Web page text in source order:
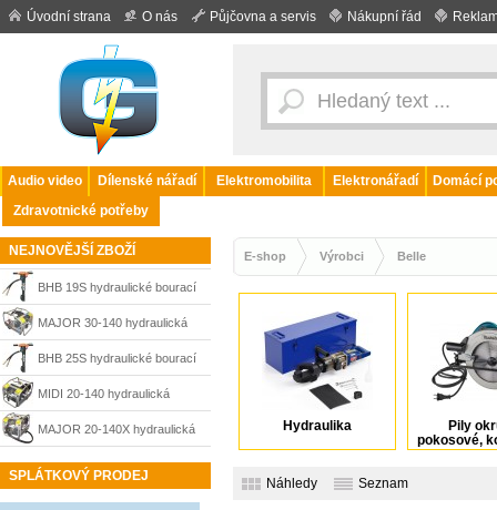
Úvodní strana O nás Půjčovna a servis Nákupní řád
Audio video Dílenské nářadí Elektromobilita Elektronářadí
Domácí
Zdravotnické potřeby
NEJNOVĚJŠÍ ZBOŽÍ
BHB 19S hydraulické bourací
kladivo 65 J Belle
MAJOR 30-140 hydraulická
pohonná jednotka Belle
BHB 25S hydraulické bourací
kladivo 85 J Belle
MIDI 20-140 hydraulická
pohonná jednotka Belle
MAJOR 20-140X hydraulická
pohonná jednotka Belle
SPLÁTKOVÝ PRODEJ
E-shop Výrobci Belle
Hydraulika
Pily
pokosové,
Náhledy
Seznam